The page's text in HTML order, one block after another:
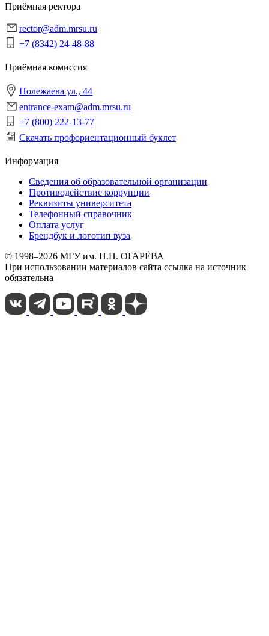
Приёмная ректора
rector@adm.mrsu.ru
+7 (8342) 24-48-88
Приёмная комиссия
Полежаева ул., 44
entrance-exam@adm.mrsu.ru
+7 (800) 222-13-77
Скачать профориентационный буклет
Информация
Сведения об образовательной организации
Противодействие коррупции
Реквизиты университета
Телефонный справочник
Оплата услуг
Брендбук и логотип вуза
© 1998–2026 МГУ им. Н.П. ОГАРЁВА
При использовании материалов сайта ссылка на источник
обязательна